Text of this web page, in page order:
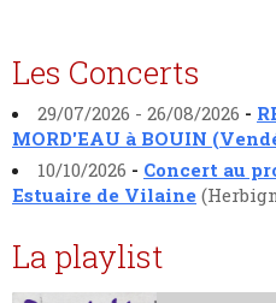
Les Concerts
29/07/2026 - 26/08/2026 -
MORD'EAU à BOUIN
10/10/2026 - Concert au
Estuaire de Vilaine
La playlist